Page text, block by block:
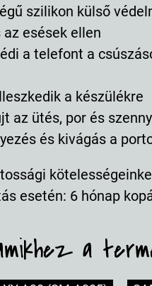
szilikon külső
esések ellen
a telefont a
a készülékre
az ütés, por és
és kivágás a
esetén: 6 hónap
a